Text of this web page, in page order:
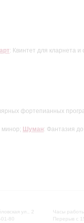
: Квинтет для кларнета
фортепианных
минор; Шуман: Фантазия
ул., 2
80
Часы
Перерыв с